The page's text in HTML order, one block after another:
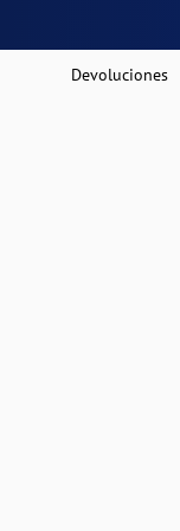
Devoluciones